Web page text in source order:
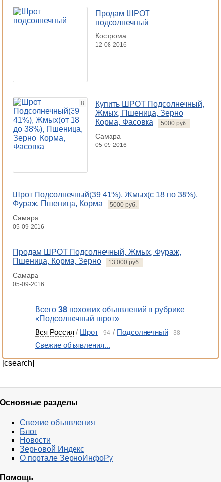
Продам ШРОТ
подсолнечный
Кострома
12-08-2016
8
Купить ШРОТ Подсолнечный,
Жмых, Пшеница, Зерно,
Корма, Фасовка
5000 руб.
Самара
05-09-2016
Шрот Подсолнечный(39 41%), Жмых(с 18 по 38%),
Фураж, Пшеница, Корма
5000 руб.
Самара
05-09-2016
Продам ШРОТ Подсолнечный, Жмых, Фураж,
Пшеница, Корма, Зерно
13 000 руб.
Самара
05-09-2016
Всего 38 похожих объявлений в рубрике
«Подсолнечный шрот»
Вся Россия / Шрот 94 / Подсолнечный 38
Свежие объявления...
[csearch]
Основные разделы
Свежие объявления
Блог
Новости
Зерновой Индекс
О портале ЗерноИнфоРу
Помощь